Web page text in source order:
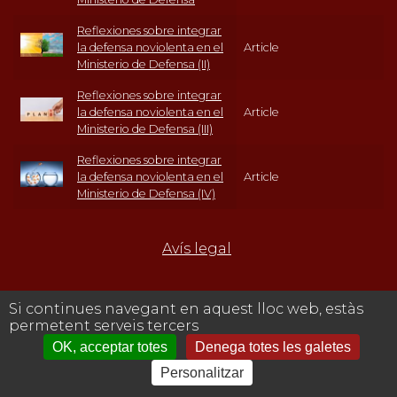
Reflexiones sobre integrar
la defensa noviolenta en el
Ministerio de Defensa (II)
Article
Reflexiones sobre integrar
la defensa noviolenta en el
Ministerio de Defensa (III)
Article
Reflexiones sobre integrar
la defensa noviolenta en el
Ministerio de Defensa (IV)
Article
Avís legal
Si continues navegant en aquest lloc web, estàs
permetent serveis tercers
OK, acceptar totes
Denega totes les galetes
Personalitzar